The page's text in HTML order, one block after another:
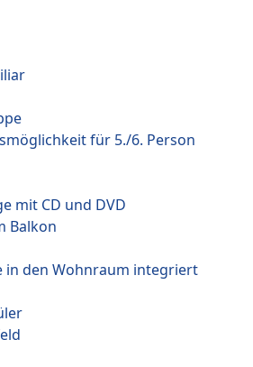
für 5./6. Person
mit CD und DVD
Balkon
in den Wohnraum integriert